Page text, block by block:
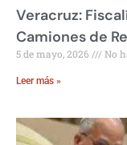
Veracruz:
Camiones de
5 de mayo, 2026 No
Leer más »